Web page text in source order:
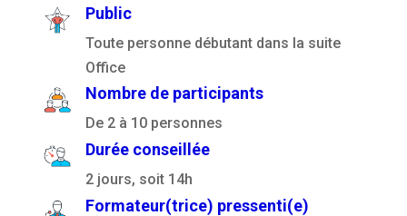
Public
Toute personne débutant dans la suite
Office
Nombre de participants
De 2 à 10 personnes
Durée conseillée
2 jours, soit 14h
Formateur(trice) pressenti(e)